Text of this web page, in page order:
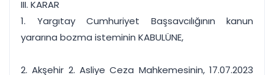
III. KARAR
1. Yargıtay Cumhuriyet Başsavcılığının kanun
yararına bozma isteminin KABULÜNE,
2. Akşehir 2. Asliye Ceza Mahkemesinin, 17.07.2023